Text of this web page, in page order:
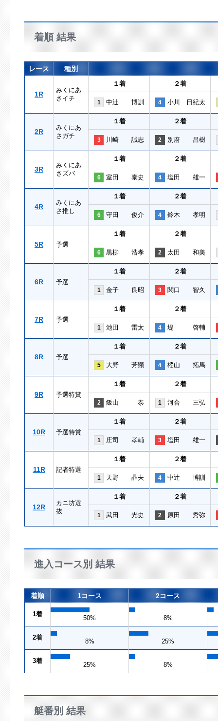
着順 結果
レース 種別
1R
みくにあ
さイチ
１着 ２着
1 中辻 博訓 4 小川 日紀太
2R
みくにあ
さガチ
１着 ２着
3 川崎 誠志 2 別府 昌樹
3R
みくにあ
さズバ
１着 ２着
6 室田 泰史 4 塩田 雄一
4R
みくにあ
さ推し
１着 ２着
6 守田 俊介 4 鈴木 孝明
5R 予選
１着 ２着
6 黒柳 浩孝 2 太田 和美
6R 予選
１着 ２着
1 金子 良昭 3 関口 智久
7R 予選
１着 ２着
1 池田 雷太 4 堤 啓輔
8R 予選
１着 ２着
5 大野 芳顕 4 樅山 拓馬
9R 予選特賞
１着 ２着
2 飯山 泰 1 河合 三弘
10R 予選特賞
１着 ２着
1 庄司 孝輔 3 塩田 雄一
11R 記者特選
１着 ２着
1 天野 晶夫 4 中辻 博訓
12R
カニ坊選
抜
１着 ２着
1 武田 光史 2 原田 秀弥
進入コース別 結果
着順 1コース 2コース
1着
50% 8%
2着
8% 25%
3着
25% 8%
艇番別 結果